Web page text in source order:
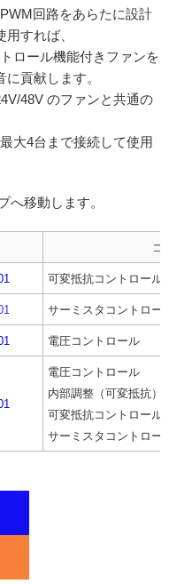
回路をあらたに設計
すれば、
ロール機能付きファンを
貢献します。
48V のファンと共通の
大4台まで接続して使用
へ移動します。
コ
可変抵抗コントロール
サーミスタコントロー
電圧コントロール
電圧コントロール
内部調整（可変抵抗）
可変抵抗コントロール
サーミスタコントロー